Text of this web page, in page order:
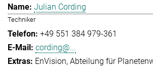
Julian Cording
Techniker
+49 551 384 979-361
cording@...
EnVision Abteilung für